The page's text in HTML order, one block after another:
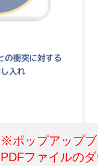
※ポップアップブ
PDFファイルの